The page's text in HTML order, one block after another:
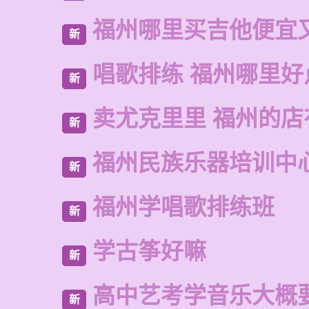
新 福州哪里买吉他便宜
新 唱歌排练 福州哪里
新 卖尤克里里 福州的
新 福州民族乐器培训中
新 福州学唱歌排练班
新 学古筝好嘛
新 高中艺考学音乐大概